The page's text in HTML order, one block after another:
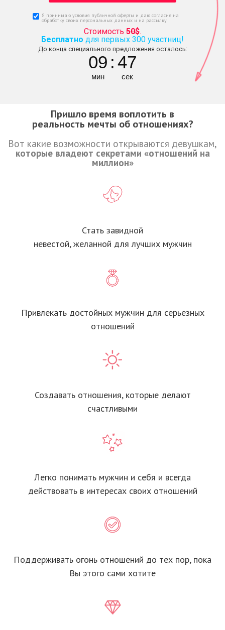
Я принимаю условия публичной оферты и даю согласие на
обработку своих персональных данных и на рассылку
Стоимость 50$.
Бесплатно для первых 300 участниц!
До конца специального предложения осталось:
09
мин
: 45
сек
Пришло время воплотить в
реальность мечты об отношениях?
Вот какие возможности открываются девушкам,
которые владеют секретами «отношений на
миллион»
Стать завидной
невестой, желанной для лучших мужчин
Привлекать достойных мужчин для серьезных
отношений
Создавать отношения, которые делают
счастливыми
Легко понимать мужчин и себя и всегда
действовать в интересах своих отношений
Поддерживать огонь отношений до тех пор, пока
Вы этого сами хотите